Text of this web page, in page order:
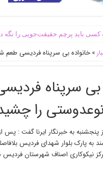
کسی باید پرچم حقیقت‌جویی را نگه
» خانواده بی سرپناه فردیسی
بی سرپناه
را
به خبرنگار ایرنا گفت : پس
به پارک بلوار شهدای فردیس
نیکوکاری اصناف شهرستان فردیس